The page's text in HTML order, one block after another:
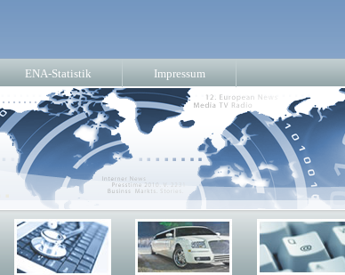
ENA-Statistik Impressum